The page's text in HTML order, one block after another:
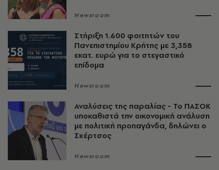
Newsroom
Στήριξη 1.600 φοιτητών του
Πανεπιστημίου Κρήτης με 3,358
εκατ. ευρώ για το στεγαστικό
επίδομα
Newsroom
Αναλύσεις της παραλίας - Το ΠΑΣΟΚ
υποκαθιστά την οικονομική ανάλυση
με πολιτική προπαγάνδα, δηλώνει ο
Σκέρτσος
Newsroom